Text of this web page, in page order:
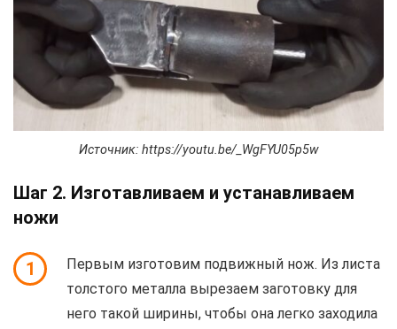
Источник: https://youtu.be/_WgFYU05p5w
Шаг 2. Изготавливаем и устанавливаем
ножи
1
Первым изготовим подвижный нож. Из листа
толстого металла вырезаем заготовку для
него такой ширины, чтобы она легко заходила